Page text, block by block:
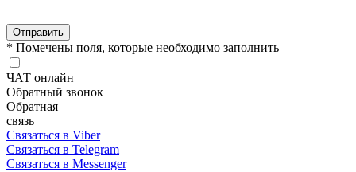
Отправить
* Помечены поля, которые необходимо заполнить
ЧАТ онлайн
Обратный звонок
Обратная
связь
Связаться в Viber
Связаться в Telegram
Связаться в Messenger